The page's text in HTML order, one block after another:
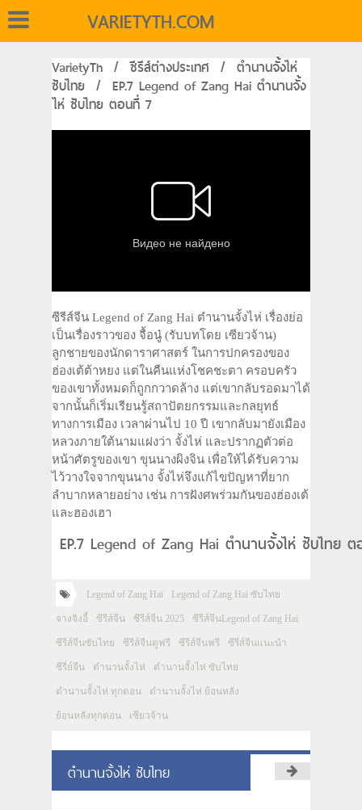
VARIETYTH.COM
VarietyTh / ซีรีส์ต่างประเทศ / ตำนานจั้งไห่
ซับไทย / EP.7 Legend of Zang Hai ตำนานจั้ง
ไห่ ซับไทย ตอนที่ 7
ซีรีส์จีน Legend of Zang Hai ตำนานจั้งไห่ เรื่องย่อ
เป็นเรื่องราวของ จื้อนู๋ (รับบทโดย เซียวจ้าน)
ลูกชายของนักดาราศาสตร์ ในการปกครองของ
ฮ่องเต้ต้าหยง แต่ในคืนแห่งโชคชะตา ครอบครัว
ของเขาทั้งหมดก็ถูกกวาดล้าง แต่เขากลับรอดมาได้
จากนั้นก็เริ่มเรียนรู้สถาปัตยกรรมและกลยุทธ์
ทางการเมือง เวลาผ่านไป 10 ปี เขากลับมายังเมือง
หลวงภายใต้นามแฝงว่า จั้งไห่ และปรากฏตัวต่อ
หน้าศัตรูของเขา ขุนนางผิงจิน เพื่อให้ได้รับความ
ไว้วางใจจากขุนนาง จั้งไห่จึงแก้ไขปัญหาที่ยาก
ลำบากหลายอย่าง เช่น การฝังศพร่วมกันของฮ่องเต้
และฮองเฮา
EP.7 Legend of Zang Hai ตำนานจั้งไห่ ซับไทย
Legend of Zang Hai Legend of Zang Hai ซับไทย
จางจิงอี้ ซีรีส์จีน ซีรีส์จีน 2025 ซีรีส์จีนLegend of Zang Hai
ซีรีส์จีนซับไทย ซีรีส์จีนดูฟรี ซีรีส์จีนฟรี ซีรีส์จีนแนะนำ
ซีรี่ย์จีน ตำนานจั้งไห่ ตำนานจั้งไห่ ซับไทย
ตำนานจั้งไห่ ทุกตอน ตำนานจั้งไห่ ย้อนหลัง
ย้อนหลังทุกตอน เซียวจ้าน
ตำนานจั้งไห่ ซับไทย